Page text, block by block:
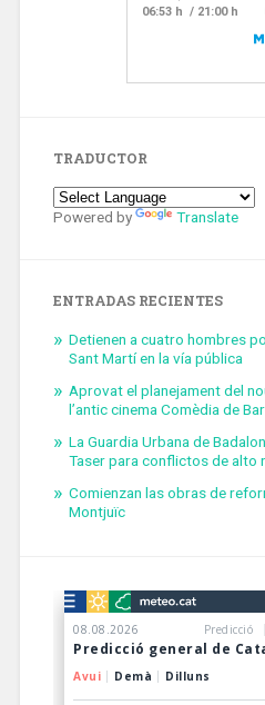
TRADUCTOR
Powered by Translate
ENTRADAS RECIENTES
Detienen a cuatro hombres
Sant Martí en la vía pública
Aprovat el planejament del
l’antic cinema Comèdia de
La Guardia Urbana de
Taser para conflictos de alto
Comienzan las obras de
Montjuïc